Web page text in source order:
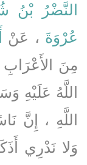
النَّضْرُ بْنُ
عُرْوَةَ ، عَنْ
مِنَ
اللَّهُ عَلَيْهِ
اللَّهِ ، إِنَّ
وَلا نَدْرِي